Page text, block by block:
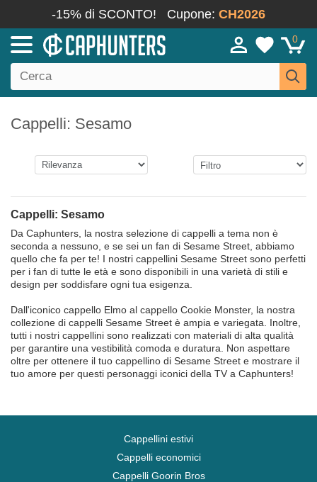
-15% di SCONTO! Cupone: CH2026
0
Cappelli: Sesamo
Cappelli: Sesamo
Da Caphunters, la nostra selezione di cappelli a tema non è
seconda a nessuno, e se sei un fan di Sesame Street, abbiamo
quello che fa per te! I nostri cappellini Sesame Street sono perfetti
per i fan di tutte le età e sono disponibili in una varietà di stili e
design per soddisfare ogni tua esigenza.
Dall'iconico cappello Elmo al cappello Cookie Monster, la nostra
collezione di cappelli Sesame Street è ampia e variegata. Inoltre,
tutti i nostri cappellini sono realizzati con materiali di alta qualità
per garantire una vestibilità comoda e duratura. Non aspettare
oltre per ottenere il tuo cappellino di Sesame Street e mostrare il
tuo amore per questi personaggi iconici della TV a Caphunters!
Cappellini estivi
Cappelli economici
Cappelli Goorin Bros